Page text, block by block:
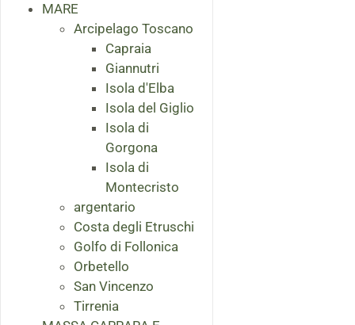
MARE
Arcipelago Toscano
Capraia
Giannutri
Isola d'Elba
Isola del Giglio
Isola di
Gorgona
Isola di
Montecristo
argentario
Costa degli Etruschi
Golfo di Follonica
Orbetello
San Vincenzo
Tirrenia